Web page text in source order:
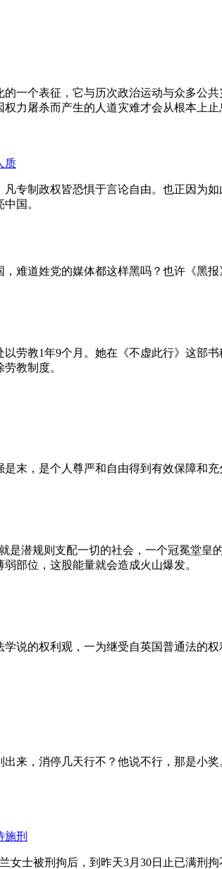
一个表征，它与历次政治运动与众多公
力屠杀而产生的人道灾难才会从根本上止
质
专制政权皆恐惧于言论自由。也正因为
国。
难道姓党的媒体都这样黑吗？也许《黑报
以劳教1年9个月。她在《不虚此行》这
教制度。
末，是个人尊严和自由得到有效保障和
是潜规则支配一切的社会，一个冠冕堂
部位，这股能量就会造成火山爆发。
学说的权利观，一为继受自英国普通法
来，消停几天行不？他说不行，那是小
施刑
女士被刑拘后，到昨天3月30日止已满刑